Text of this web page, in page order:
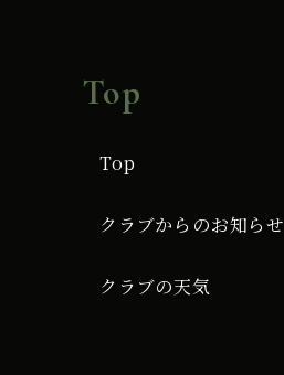
Top
Top
クラブからのお知らせ
クラブの天気